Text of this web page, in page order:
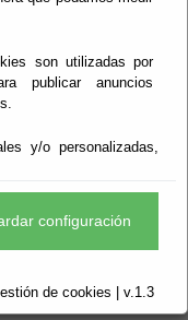
son utilizadas por
publicar anuncios
y/o personalizadas,
configuración
de cookies | v.1.3